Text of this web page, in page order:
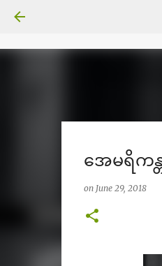
အေမရိကန္
on June 29, 2018